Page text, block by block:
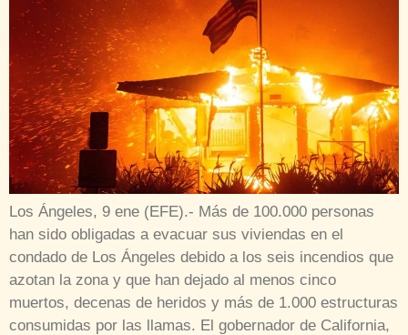
Los Ángeles, 9 ene (EFE).- Más de 100.000 personas
han sido obligadas a evacuar sus viviendas en el
condado de Los Ángeles debido a los seis incendios que
azotan la zona y que han dejado al menos cinco
muertos, decenas de heridos y más de 1.000 estructuras
consumidas por las llamas. El gobernador de California,